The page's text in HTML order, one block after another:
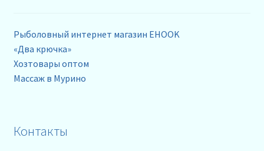
Рыболовный интернет магазин EHOOK
«Два крючка»
Хозтовары оптом
Массаж в Мурино
Контакты